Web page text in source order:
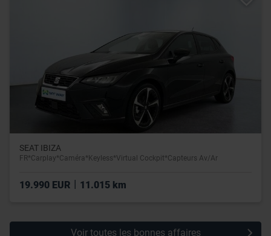
SEAT IBIZA
FR*Carplay*Caméra*Keyless*Virtual Cockpit*Capteurs Av/Ar
19.990 EUR 11.015 km
Voir toutes les bonnes affaires